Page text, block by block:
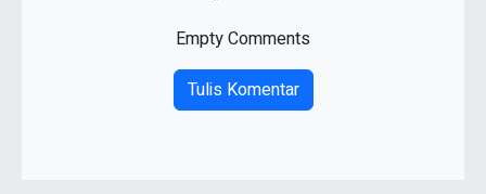
Empty Comments
Tulis Komentar